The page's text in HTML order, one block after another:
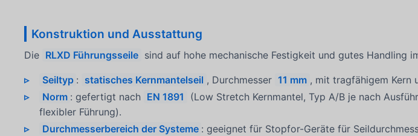
Konstruktion und Ausstattung
Die RLXD Führungsseile sind auf hohe mechanische Festigkeit und gutes Handling
Seiltyp : statisches Kernmantelseil , Durchmesser 11 mm , mit tragfähigem Kern
Norm : gefertigt nach EN 1891 (Low Stretch Kernmantel, Typ A/B je nach
flexibler Führung).
Durchmesserbereich der Systeme : geeignet für Stopfor-Geräte für